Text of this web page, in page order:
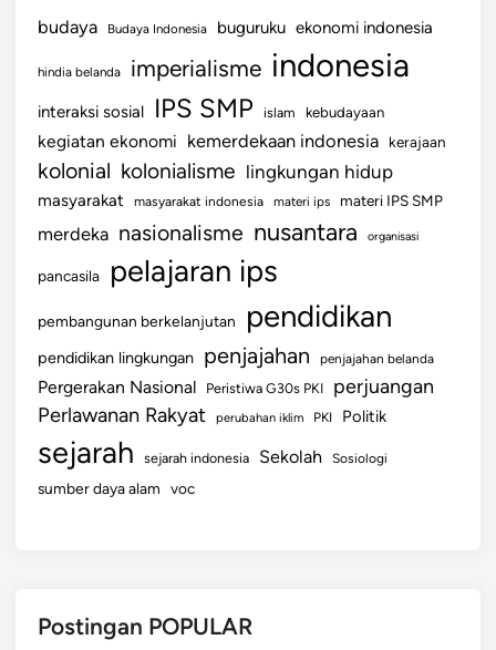
budaya Budaya Indonesia buguruku ekonomi indonesia
hindia belanda imperialisme indonesia
interaksi sosial IPS SMP islam kebudayaan
kegiatan ekonomi kemerdekaan indonesia kerajaan
kolonial kolonialisme lingkungan hidup
masyarakat masyarakat indonesia materi ips materi IPS SMP
merdeka nasionalisme nusantara organisasi
pancasila pelajaran ips
pembangunan berkelanjutan pendidikan
pendidikan lingkungan penjajahan penjajahan belanda
Pergerakan Nasional Peristiwa G30s PKI perjuangan
Perlawanan Rakyat perubahan iklim PKI Politik
sejarah sejarah indonesia Sekolah Sosiologi
sumber daya alam voc
Postingan POPULAR